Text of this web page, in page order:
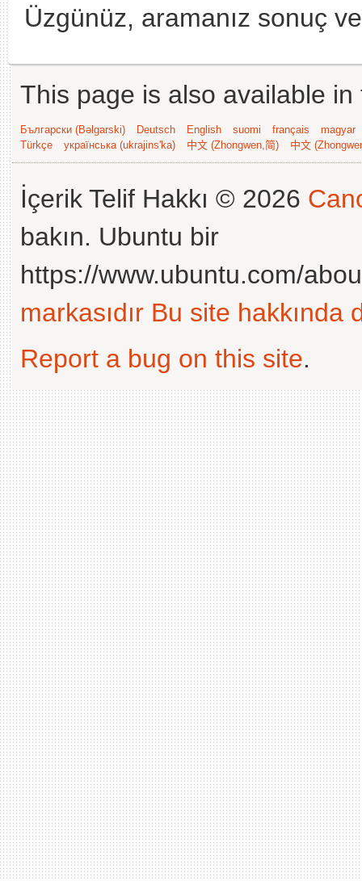
Üzgünüz, aramanız sonuç
This page is also available
Български (Bəlgarski) Deutsch English suomi français
magyar
Türkçe
українська (ukrajins'ka) 中文 (Zhongwen,简) 中文
İçerik Telif Hakkı © 2026
bakın. Ubuntu bir
https://www.ubuntu.com/
markasıdır Bu site hakkında
Report a bug on this site.